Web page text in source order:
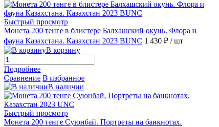
Быстрый просмотр
Монета 200 тенге в блистере Балхашский окунь. Флора и
фауна Казахстана. Казахстан 2023 BUNC 1 430 ₽ / шт
В корзину
Подробнее
Сравнение В избранное
В наличии
Быстрый просмотр
Монета 200 тенге Суюнбай. Портреты на банкнотах.